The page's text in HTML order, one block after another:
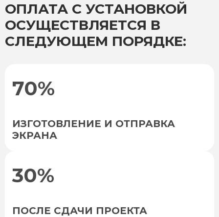
ОПЛАТА С УСТАНОВКОЙ
ОСУЩЕСТВЛЯЕТСЯ В
СЛЕДУЮЩЕМ ПОРЯДКЕ:
70%
ИЗГОТОВЛЕНИЕ И ОТПРАВКА
ЭКРАНА
30%
ПОСЛЕ СДАЧИ ПРОЕКТА